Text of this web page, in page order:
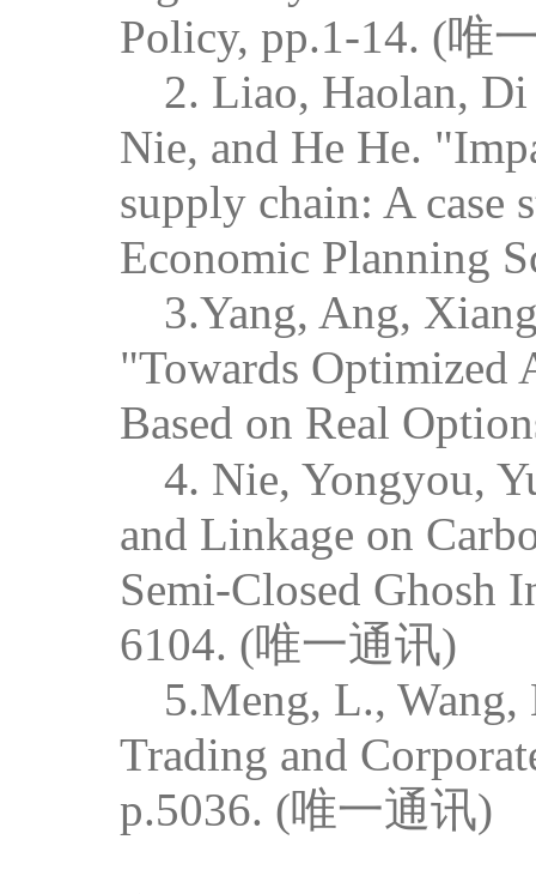
Policy, pp.1-14. (唯
2. Liao, Haolan,
Nie, and He He.
supply chain: A case
Economic Planning
3.Yang, Ang,
"Towards Optimized
Based on Real
4. Nie, Yongyou,
and Linkage on
Semi-Closed Ghosh
6104. (唯一通讯)
5.Meng, L., Wang,
Trading and
p.5036. (唯一通讯)